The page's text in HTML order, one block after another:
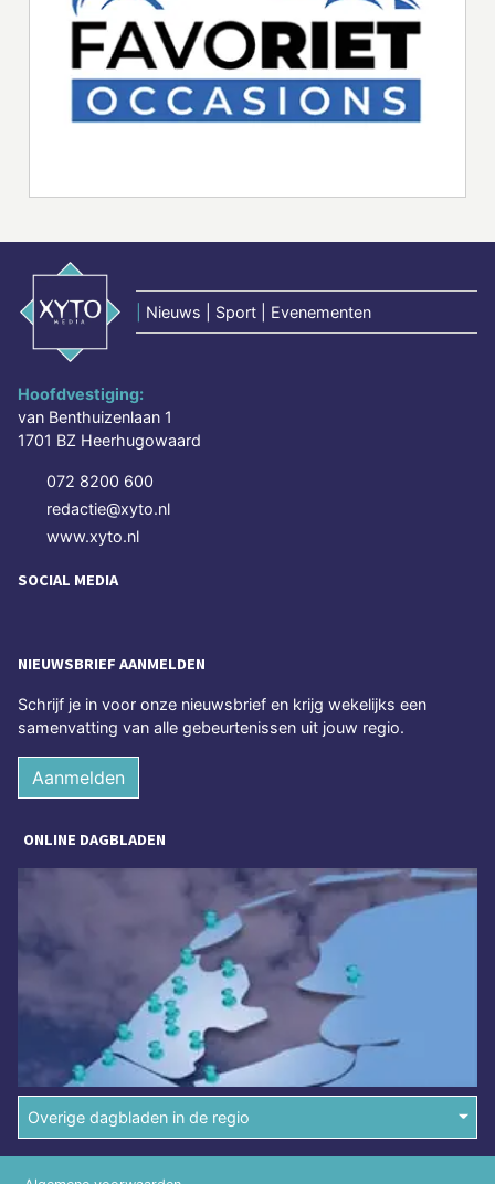
Nieuws | Sport | Evenementen
Hoofdvestiging:
van Benthuizenlaan 1
1701 BZ Heerhugowaard
072 8200 600
redactie@xyto.nl
www.xyto.nl
SOCIAL MEDIA
NIEUWSBRIEF AANMELDEN
Schrijf je in voor onze nieuwsbrief en krijg wekelijks een
samenvatting van alle gebeurtenissen uit jouw regio.
Aanmelden
ONLINE DAGBLADEN
Overige dagbladen in de regio